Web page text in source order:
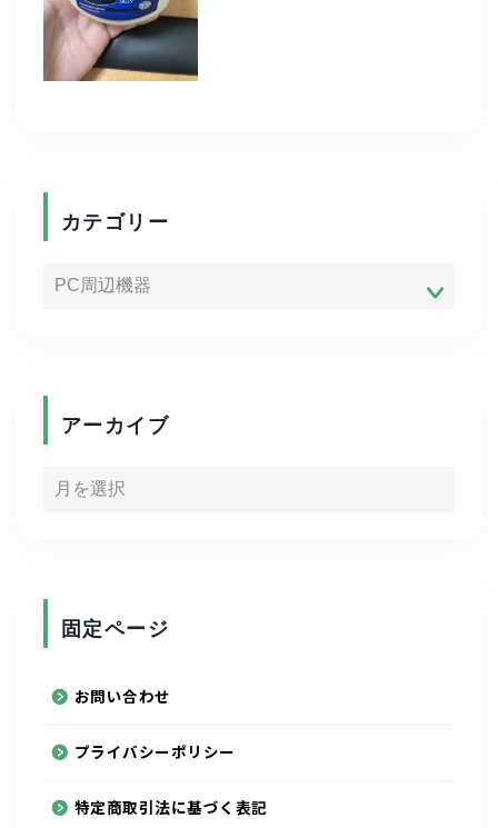
カテゴリー
アーカイブ
固定ページ
お問い合わせ
プライバシーポリシー
特定商取引法に基づく表記